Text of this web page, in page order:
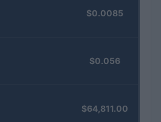
$0.0085
$0.056
$64,811.00